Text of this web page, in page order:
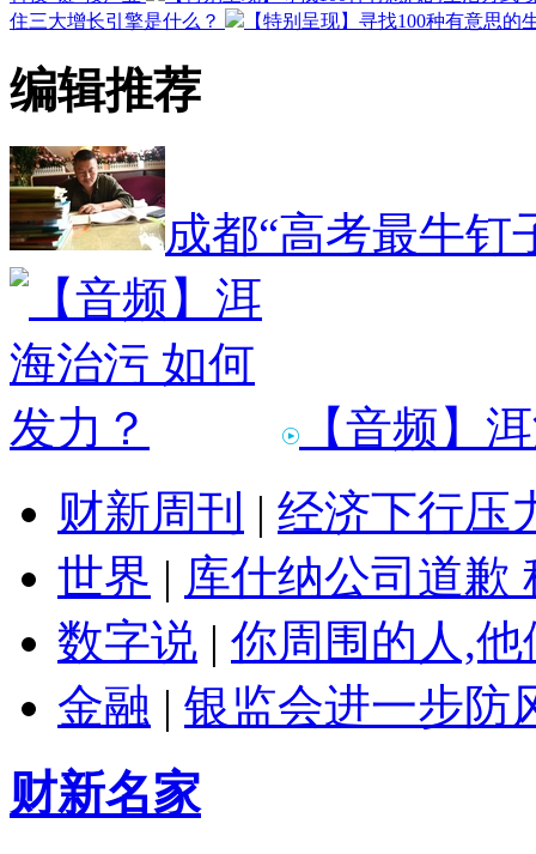
住三大增长引擎是什么？
【特别呈现】寻找100种有意思的
编辑推荐
成都“高考最牛钉
【音频】
财新周刊 | 经济下行压
世界 | 库什纳公司道歉
数字说 | 你周围的人,
金融 | 银监会进一步防
财新名家